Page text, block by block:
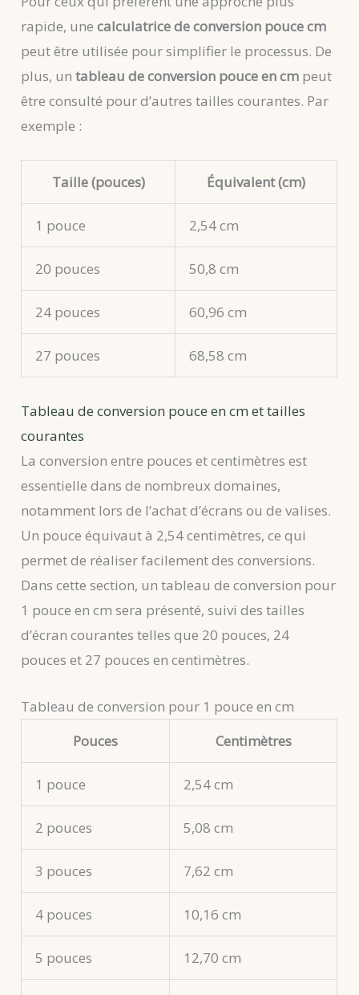
rapide, unecalculatrice de conversion pouce cm
peut être utilisée pour simplifier le processus. De
plus, untableau de conversion pouce en cm peut
être consulté pour d’autres tailles courantes. Par
exemple :
Taille (pouces) Équivalent (cm)
1 pouce 2,54 cm
20 pouces 50,8 cm
24 pouces 60,96 cm
27 pouces 68,58 cm
Tableau de conversion pouce en cm et tailles
courantes
La conversion entre pouces et centimètres est
essentielle dans de nombreux domaines,
notamment lors de l’achat d’écrans ou de valises.
Un pouce équivaut à 2,54 centimètres, ce qui
permet de réaliser facilement des conversions.
Dans cette section, un tableau de conversion pour
1 pouce en cm sera présenté, suivi des tailles
d’écran courantes telles que 20 pouces, 24
pouces et 27 pouces en centimètres.
Tableau de conversion pour 1 pouce en cm
Pouces
Centimètres
1 pouce 2,54 cm
2 pouces 5,08 cm
3 pouces 7,62 cm
4 pouces 10,16 cm
5 pouces 12,70 cm